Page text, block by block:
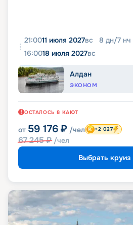
21:0011 июля 2027вс 8 дн/7 нч
16:0018 июля 2027вс
Алдан
ЭКОНОМ
ОСТАЛОСЬ 8 КАЮТ
от 59 176 ₽ /чел
67 245₽ /чел
+2 027
Выбрать круиз